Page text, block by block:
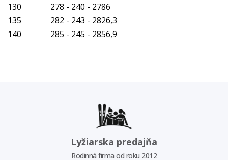
130
278 - 240 - 2786
135
282 - 243 - 2826,3
140
285 - 245 - 2856,9
Lyžiarska predajňa
Rodinná firma od roku 2012